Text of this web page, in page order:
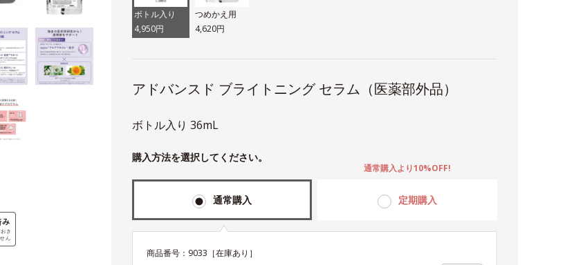
ボトル入り
4,950円
つめかえ用
4,620円
アドバンスド ブライトニング セラム（医薬部外品）
ボトル入り 36mL
購入方法を選択してください。
通常購入 定期購入
通常購入より10%OFF!
商品番号： 9033 ［在庫あり］